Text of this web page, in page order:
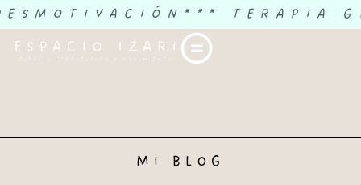
*** TERAPIA
MI BLOG